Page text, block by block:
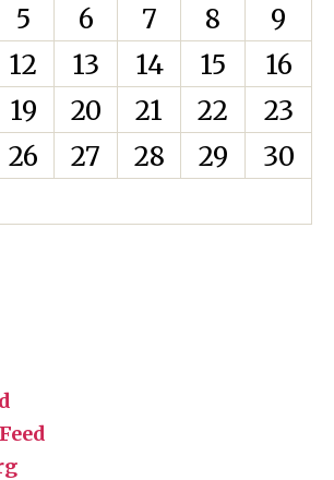
5 6 7 8
9
12 13 14 15
16
19 20 21 22
23
26 27 28 29
30